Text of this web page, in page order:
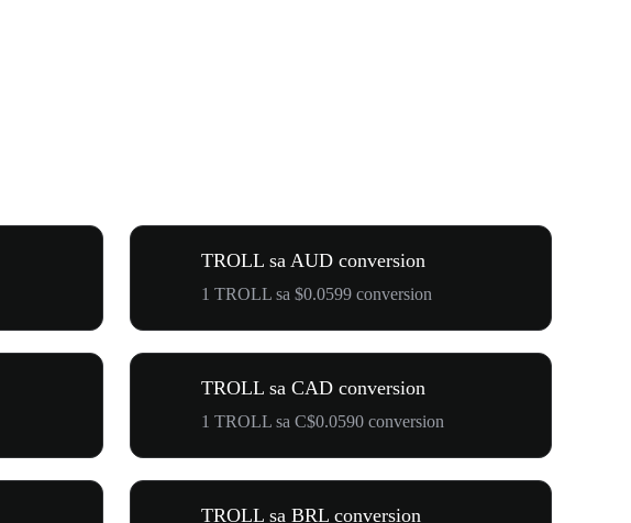
TROLL sa AUD conversion
1 TROLL sa $0.0599 conversion
TROLL sa CAD conversion
1 TROLL sa C$0.0590 conversion
TROLL sa BRL conversion